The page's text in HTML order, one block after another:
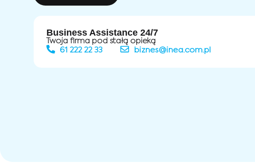
Business Assistance 24/7
Twoja firma pod stałą opieką
61 222 22 33
biznes@inea.com.pl